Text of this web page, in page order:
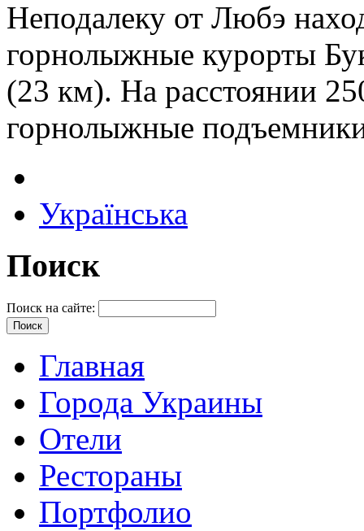
Неподалеку от Любэ
горнолыжные курорты
(23 км). На расстоянии
горнолыжные
Українська
Поиск
Поиск на сайте:
Главная
Города Украины
Отели
Рестораны
Портфолио